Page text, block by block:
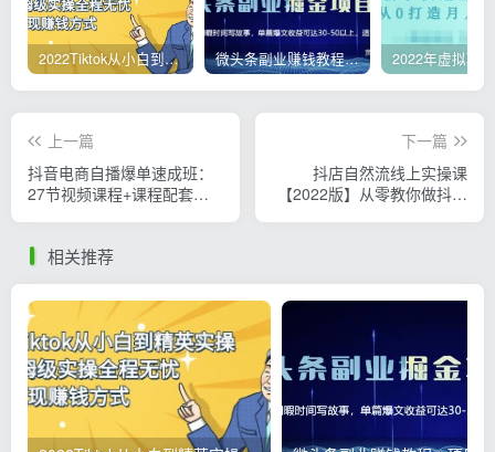
2022Tiktok从小白到精英实操，0-1保姆级实操全程无忧，多种变现赚钱方式 微头条副业赚钱教程，项目单号单天做到50-100+收益
上一篇
抖音电商自播爆单速成班：
27节视频课程+课程配套工
下一篇
抖店自然流线上实操课
【2022版】从零教你做抖音
相关推荐